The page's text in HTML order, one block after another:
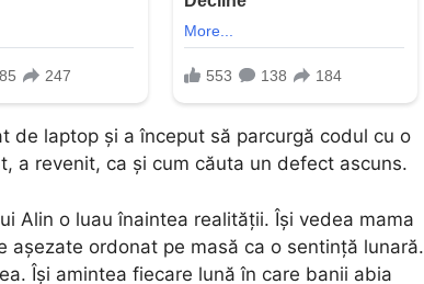
de laptop și a început să parcurgă codul cu o
a revenit, ca și cum căuta un defect ascuns.
Alin o luau înaintea realității. Își vedea mama
ordonat pe masă ca o sentință lunară.
Își amintea fiecare lună în care banii abia